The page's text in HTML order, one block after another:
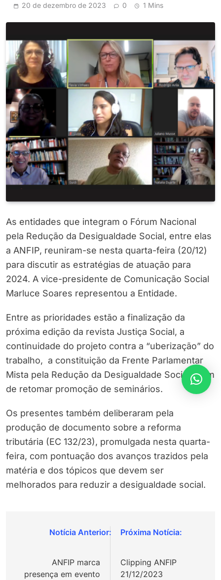
20 de dezembro de 2023 0 1 Mins
As entidades que integram o Fórum Nacional
pela Redução da Desigualdade Social, entre elas
a ANFIP, reuniram-se nesta quarta-feira (20/12)
para discutir as estratégias de atuação para
2024. A vice-presidente de Comunicação Social
Marluce Soares representou a Entidade.
Entre as prioridades estão a finalização da
próxima edição da revista Justiça Social, a
continuidade do projeto contra a “uberização” do
trabalho, a constituição da Frente Parlamentar
Mista pela Redução da Desigualdade Social, além
de retomar promoção de seminários.
Os presentes também deliberaram pela
produção de documento sobre a reforma
tributária (EC 132/23), promulgada nesta quarta-
feira, com pontuação dos avanços trazidos pela
matéria e dos tópicos que devem ser
melhorados para reduzir a desigualdade social.
Navegação
Post
ANFIP marca
presença em evento
Clipping ANFIP
21/12/2023